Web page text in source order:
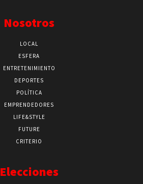
Nosotros
LOCAL
ESFERA
ENTRETENIMIENTO
DEPORTES
POLÍTICA
EMPRENDEDORES
LIFE&STYLE
FUTURE
CRITERIO
Elecciones